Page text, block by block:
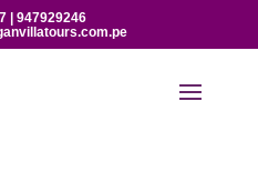
| 947929246